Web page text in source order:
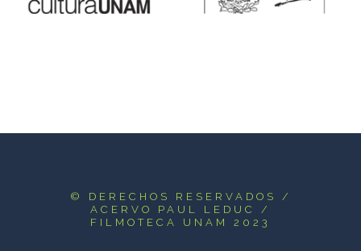
© DERECHOS RESERVADOS
/
ACERVO PAUL LEDUC /
FILMOTECA UNAM 2023